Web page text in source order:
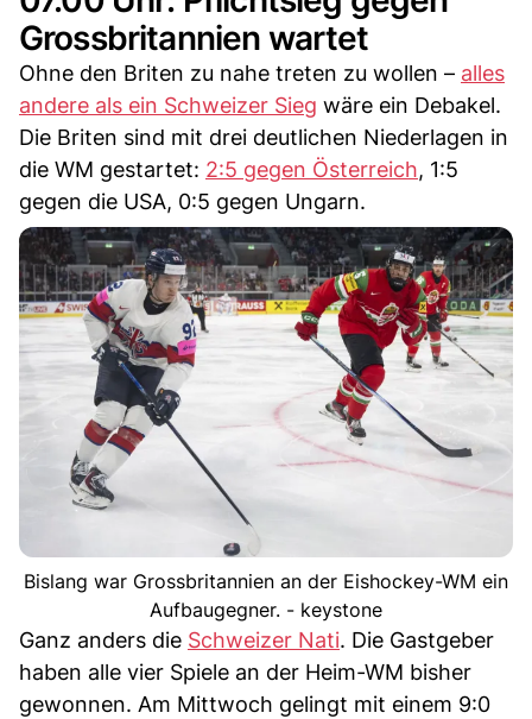
Grossbritannien wartet
Ohne den Briten zu nahe treten zu wollen – alles
andere als ein Schweizer Sieg wäre ein Debakel.
Die Briten sind mit drei deutlichen Niederlagen in
die WM gestartet: 2:5 gegen Österreich, 1:5
gegen die USA, 0:5 gegen Ungarn.
Bislang war Grossbritannien an der Eishockey-WM ein
Aufbaugegner. - keystone
Ganz anders die Schweizer Nati. Die Gastgeber
haben alle vier Spiele an der Heim-WM bisher
gewonnen. Am Mittwoch gelingt mit einem 9:0